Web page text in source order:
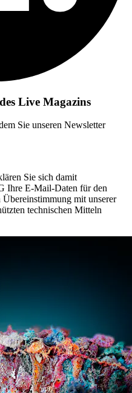
Live Magazins
Sie unseren Newsletter
Sie sich damit
Ihre E-Mail-Daten für den
mit unserer
technischen Mitteln